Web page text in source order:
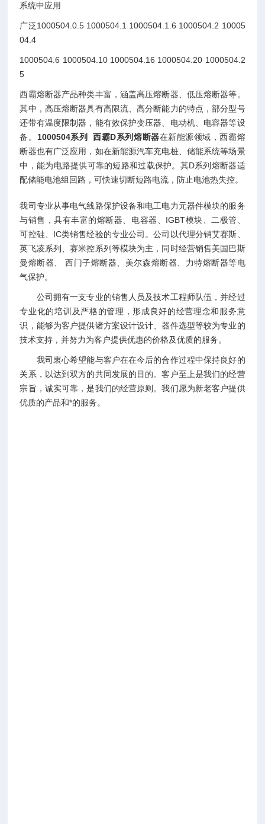
系统中应用
广泛1000504.0.5 1000504.1 1000504.1.6 1000504.2 10005
04.4
1000504.6 1000504.10 1000504.16 1000504.20 1000504.2
5
西霸熔断器产品种类丰富，涵盖高压熔断器、低压熔断器等。
其中，高压熔断器具有高限流、高分断能力的特点，部分型号
还带有温度限制器，能有效保护变压器、电动机、电容器等设
备。 1000504系列 西霸D系列熔断器在新能源领域，西霸熔
断器也有广泛应用，如在新能源汽车充电桩、储能系统等场景
中，能为电路提供可靠的短路和过载保护。其D系列熔断器适
配储能电池组回路，可快速切断短路电流，防止电池热失控。
我司专业从事电气线路保护设备和电工电力元器件模块的服务
与销售，具有丰富的熔断器、电容器、IGBT模块、二极管、
可控硅、IC类销售经验的专业公司。公司以代理分销艾赛斯、
英飞凌系列、赛米控系列等模块为主，同时经营销售美国巴斯
曼熔断器、 西门子熔断器、美尔森熔断器、力特熔断器等电
气保护。
公司拥有一支专业的销售人员及技术工程师队伍，并经过
专业化的培训及严格的管理，形成良好的经营理念和服务意
识，能够为客户提供诸方案设计设计、器件选型等较为专业的
技术支持，并努力为客户提供优惠的价格及优质的服务。
我司衷心希望能与客户在在今后的合作过程中保持良好的
关系，以达到双方的共同发展的目的。客户至上是我们的经营
宗旨，诚实可靠，是我们的经营原则。我们愿为新老客户提供
优质的产品和*的服务。